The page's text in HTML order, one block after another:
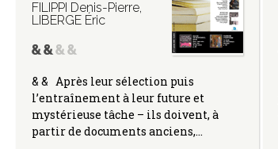
FILIPPI Denis-Pierre,
LIBERGE Éric
& & Après leur sélection puis
l’entraînement à leur future et
mystérieuse tâche – ils doivent, à
partir de documents anciens,…